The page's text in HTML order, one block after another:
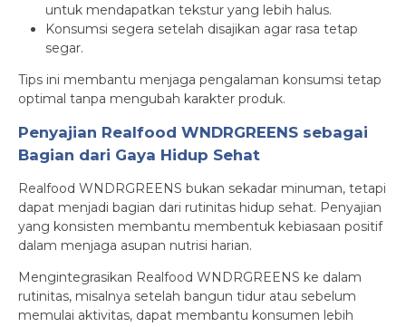
untuk mendapatkan tekstur yang lebih halus.
Konsumsi segera setelah disajikan agar rasa tetap
segar.
Tips ini membantu menjaga pengalaman konsumsi tetap
optimal tanpa mengubah karakter produk.
Penyajian Realfood WNDRGREENS sebagai
Bagian dari Gaya Hidup Sehat
Realfood WNDRGREENS bukan sekadar minuman, tetapi
dapat menjadi bagian dari rutinitas hidup sehat. Penyajian
yang konsisten membantu membentuk kebiasaan positif
dalam menjaga asupan nutrisi harian.
Mengintegrasikan Realfood WNDRGREENS ke dalam
rutinitas, misalnya setelah bangun tidur atau sebelum
memulai aktivitas, dapat membantu konsumen lebih